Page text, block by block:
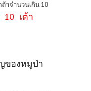
าจำนวนเกิน 10
10 เต้า
ของหมูป่า